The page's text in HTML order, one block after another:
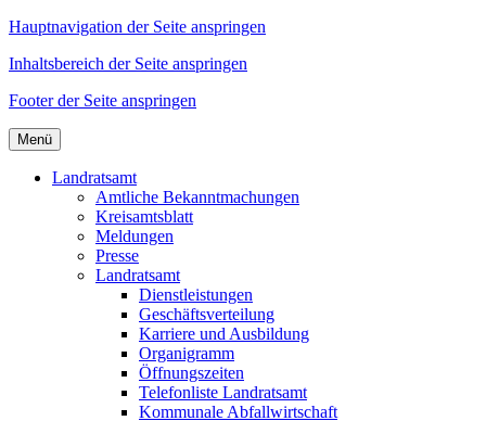
Hauptnavigation der Seite anspringen
Inhaltsbereich der Seite anspringen
Footer der Seite anspringen
Menü
Landratsamt
Amtliche Bekanntmachungen
Kreisamtsblatt
Meldungen
Presse
Landratsamt
Dienstleistungen
Geschäftsverteilung
Karriere und Ausbildung
Organigramm
Öffnungszeiten
Telefonliste Landratsamt
Kommunale Abfallwirtschaft